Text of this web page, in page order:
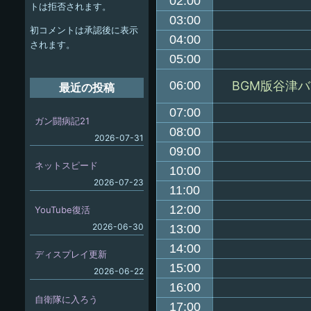
03:00
04:00
05:00
06:00
BGM版谷津
07:00
08:00
09:00
10:00
11:00
12:00
13:00
14:00
15:00
16:00
17:00
トは拒否されます。
初コメントは承認後に表示
されます。
最近の投稿
ガン闘病記21
2026-07-31
ネットスピード
2026-07-23
YouTube復活
2026-06-30
ディスプレイ更新
2026-06-22
自衛隊に入ろう